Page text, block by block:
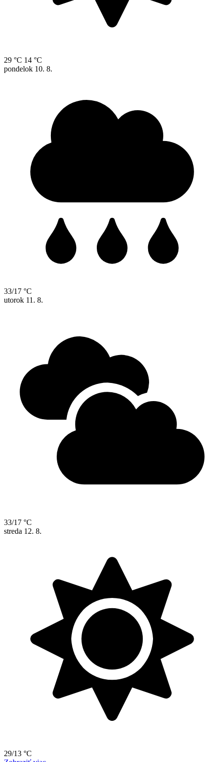
29 °C 14 °C
pondelok 10. 8.
33/17 °C
utorok 11. 8.
33/17 °C
streda 12. 8.
29/13 °C